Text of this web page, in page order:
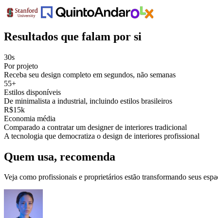
Resultados que falam por si
30s
Por projeto
Receba seu design completo em segundos, não semanas
55+
Estilos disponíveis
De minimalista a industrial, incluindo estilos brasileiros
R$15k
Economia média
Comparado a contratar um designer de interiores tradicional
A tecnologia que democratiza o design de interiores profissional
Quem usa, recomenda
Veja como profissionais e proprietários estão transformando seus